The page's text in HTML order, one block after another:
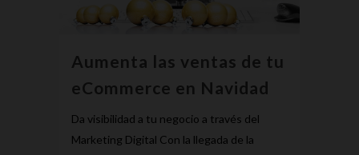
Aumenta las ventas de tu
eCommerce en Navidad
Da visibilidad a tu negocio a través del
Marketing Digital Con la llegada de la